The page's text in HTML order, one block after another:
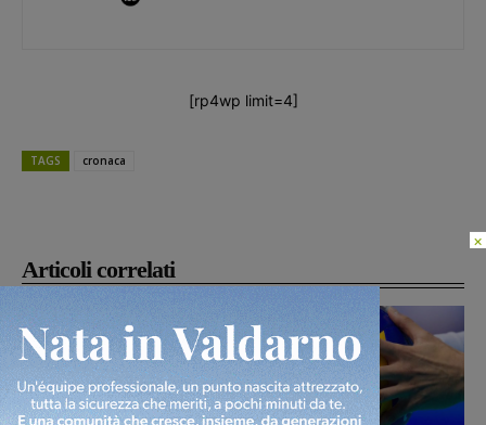
Articoli correlati
[rp4wp limit=4]
TAGS cronaca
×